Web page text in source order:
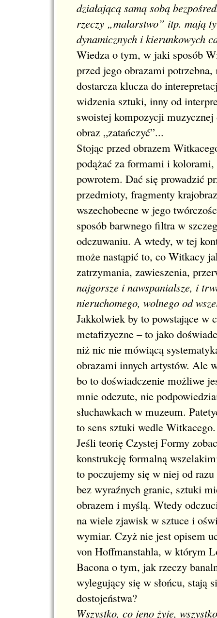
działającą samą sobą
rzeczy „malarstwo” itp. mają
dynamicznych i kierunkowych
Wiedza o tym, w jaki sposób
przed jego obrazami
dostarcza klucza do
widzenia sztuki, inny od
swoistej kompozycji
obraz „zatańczyć”...
Stojąc przed obrazem
podążać za formami i kolorami,
powrotem. Dać się prowadzić
przedmioty, fragmenty
wszechobecne w jego
sposób barwnego filtra w
odczuwaniu. A wtedy, w tej
może nastąpić to, co Witkacy
zatrzymania, zawieszenia,
najgorsze i nawspanialsze, i
nieruchomego, wolnego od
Jakkolwiek by to powstające w
metafizyczne – to jako
niż nic nie mówiącą
obrazami innych artystów. Ale
bo to doświadczenie możliwe
mnie odczute, nie
słuchawkach w muzeum.
to sens sztuki wedle Witkacego.
Jeśli teorię Czystej Formy
konstrukcję formalną
to poczujemy się w niej od
bez wyraźnych granic, sztuki
obrazem i myślą. Wtedy
na wiele zjawisk w sztuce i
wymiar. Czyż nie jest opisem
von Hoffmanstahla, w którym
Bacona o tym, jak rzeczy
wylegujący się w słońcu, stają
dostojeństwa?
Wszystko, co jeno żyje,